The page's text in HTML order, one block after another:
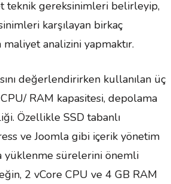
teknik gereksinimleri belirleyip,
karşılayan birkaç
analizini yapmaktır.
değerlendirirken kullanılan üç
RAM kapasitesi, depolama
Özellikle SSD tabanlı
ve Joomla gibi içerik yönetim
yüklenme sürelerini önemli
2 vCore CPU ve 4 GB RAM